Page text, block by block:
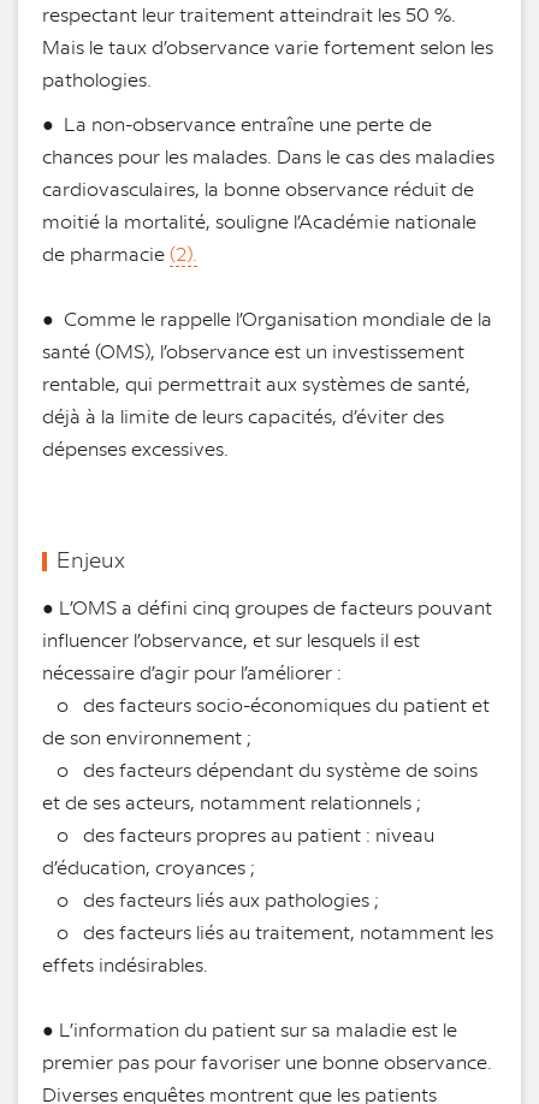
respectant leur traitement atteindrait les 50 %.
Mais le taux d’observance varie fortement selon les
pathologies.
● La non-observance entraîne une perte de
chances pour les malades. Dans le cas des maladies
cardiovasculaires, la bonne observance réduit de
moitié la mortalité, souligne l’Académie nationale
de pharmacie(2).
● Comme le rappelle l’Organisation mondiale de la
santé (OMS), l’observance est un investissement
rentable, qui permettrait aux systèmes de santé,
déjà à la limite de leurs capacités, d’éviter des
dépenses excessives.
Enjeux
● L’OMS a défini cinq groupes de facteurs pouvant
influencer l’observance, et sur lesquels il est
nécessaire d’agir pour l’améliorer :
o des facteurs socio-économiques du patient et
de son environnement ;
o des facteurs dépendant du système de soins
et de ses acteurs, notamment relationnels ;
o des facteurs propres au patient : niveau
d’éducation, croyances ;
o des facteurs liés aux pathologies ;
o des facteurs liés au traitement, notamment les
effets indésirables.
● L’information du patient sur sa maladie est le
premier pas pour favoriser une bonne observance.
Diverses enquêtes montrent que les patients